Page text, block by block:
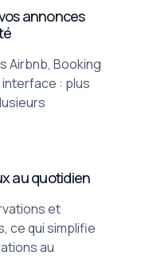
annonces
Airbnb, Booking
: plus
au quotidien
et
ce qui simplifie
au